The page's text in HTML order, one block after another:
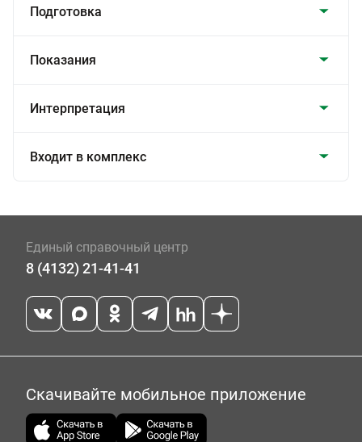
Подготовка
Показания
Интерпретация
Входит в комплекс
Единый справочный центр
8 (4132) 21-41-41
Скачивайте мобильное приложение